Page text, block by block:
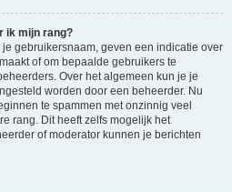
ik mijn rang?
gebruikersnaam, geven een indicatie over
of om bepaalde gebruikers te
Over het algemeen kun je je
worden door een beheerder. Nu
te spammen met onzinnig veel
rang. Dit heeft zelfs mogelijk het
of moderator kunnen je berichten